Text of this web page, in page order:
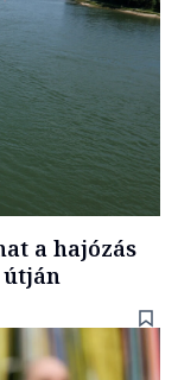
a hajózás
útján